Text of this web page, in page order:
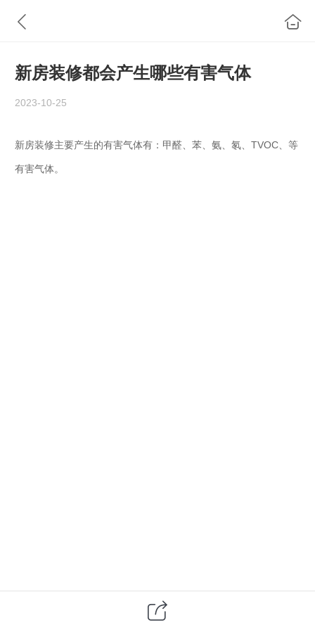
新房装修都会产生哪些有害气体
2023-10-25
新房装修主要产生的有害气体有：甲醛、苯、氨、氡、TVOC、等
有害气体。